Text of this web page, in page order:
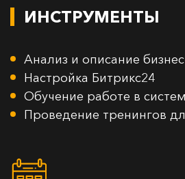
ИНСТРУМЕНТЫ
Анализ и описание
Настройка Битрикс24
Обучение работе в
Проведение тренингов